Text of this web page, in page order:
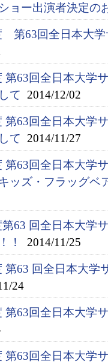
ョー出演者決定の
第63回全日本大
第63回全日本大学
て 2014/12/02
第63回全日本大学
て 2014/11/27
第63回全日本大学
ッズ・フラッグベ
第63 回全日本大学
！
2014/11/25
第63 回全日本大
24
第63回全日本大学
第63回全日本大学